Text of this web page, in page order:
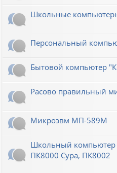
Школьные
Персональный
Бытовой компьютер
Расово правильный
Микроэвм МП-589М
Школьный
ПК8000 Сура, ПК8002